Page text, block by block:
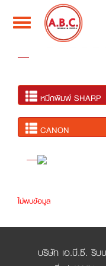
Toggle
navigation
หมึกพิมพ์ SHARP
CANON
ไม่พบข้อมูล
บริษัท เอ.บี.ซี. ริ